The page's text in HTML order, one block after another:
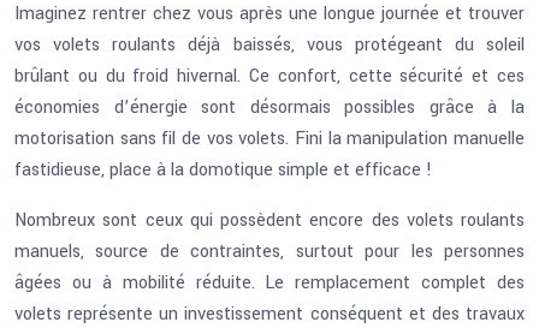
Imaginez rentrer chez vous après une longue journée et trouver
vos volets roulants déjà baissés, vous protégeant du soleil
brûlant ou du froid hivernal. Ce confort, cette sécurité et ces
économies d’énergie sont désormais possibles grâce à la
motorisation sans fil de vos volets. Fini la manipulation manuelle
fastidieuse, place à la domotique simple et efficace !
Nombreux sont ceux qui possèdent encore des volets roulants
manuels, source de contraintes, surtout pour les personnes
âgées ou à mobilité réduite. Le remplacement complet des
volets représente un investissement conséquent et des travaux